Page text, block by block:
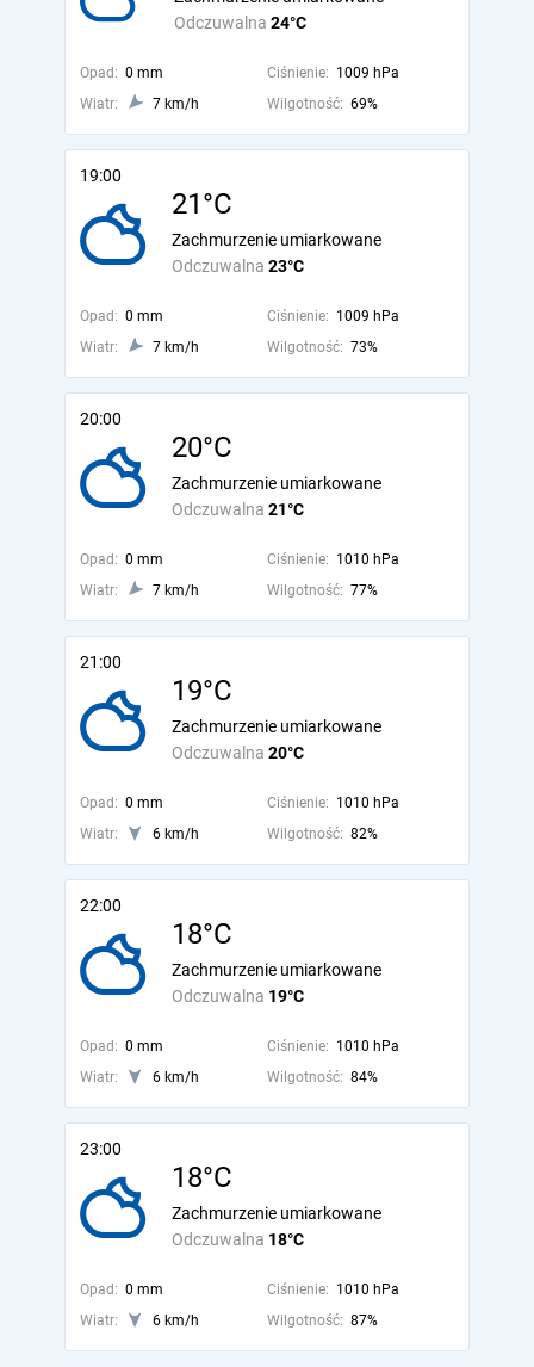
Odczuwalna 24°C
Opad: 0 mm Ciśnienie: 1009 hPa
Wiatr:
7 km/h Wilgotność: 69%
19:00
21°C
Odczuwalna 23°C
Zachmurzenie umiarkowane
Opad: 0 mm Ciśnienie: 1009 hPa
Wiatr:
7 km/h Wilgotność: 73%
20:00
20°C
Odczuwalna 21°C
Zachmurzenie umiarkowane
Opad: 0 mm Ciśnienie: 1010 hPa
Wiatr:
7 km/h Wilgotność: 77%
21:00
19°C
Odczuwalna 20°C
Zachmurzenie umiarkowane
Opad: 0 mm Ciśnienie: 1010 hPa
Wiatr:
6 km/h Wilgotność: 82%
22:00
18°C
Odczuwalna 19°C
Zachmurzenie umiarkowane
Opad: 0 mm Ciśnienie: 1010 hPa
Wiatr:
6 km/h Wilgotność: 84%
23:00
18°C
Odczuwalna 18°C
Zachmurzenie umiarkowane
Opad: 0 mm Ciśnienie: 1010 hPa
Wiatr:
6 km/h Wilgotność: 87%